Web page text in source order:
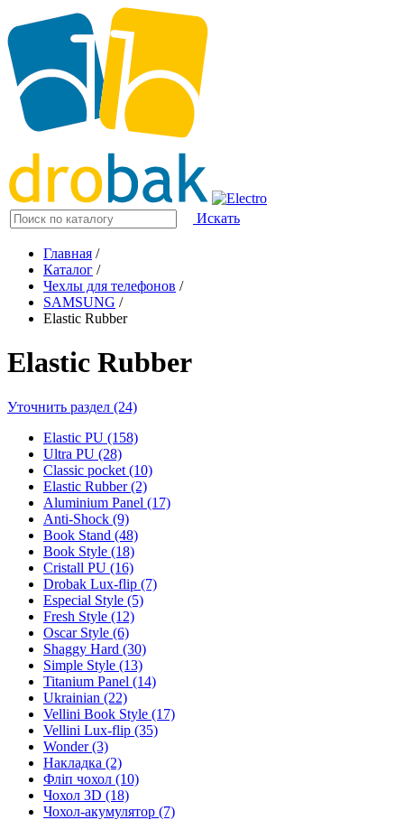
Искать
Главная /
Каталог /
Чехлы для телефонов /
SAMSUNG /
Elastic Rubber
Elastic Rubber
Уточнить раздел (24)
Elastic PU (158)
Ultra PU (28)
Classic pocket (10)
Elastic Rubber (2)
Aluminium Panel (17)
Anti-Shock (9)
Book Stand (48)
Book Style (18)
Cristall PU (16)
Drobak Lux-flip (7)
Especial Style (5)
Fresh Style (12)
Oscar Style (6)
Shaggy Hard (30)
Simple Style (13)
Titanium Panel (14)
Ukrainian (22)
Vellini Book Style (17)
Vellini Lux-flip (35)
Wonder (3)
Накладка (2)
Фліп чохол (10)
Чохол 3D (18)
Чохол-акумулятор (7)